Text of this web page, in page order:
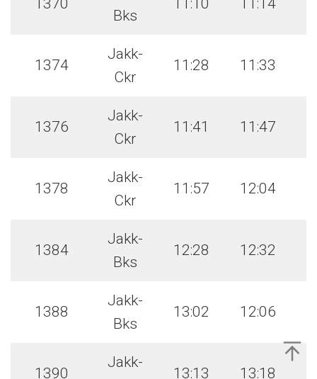
1370
Bks
11:10 11:14
1374
Jakk-
Ckr
11:28 11:33
1376
Jakk-
Ckr
11:41 11:47
1378
Jakk-
Ckr
11:57 12:04
1384
Jakk-
Bks
12:28 12:32
1388
Jakk-
Bks
13:02 12:06
1390
Jakk-
13:13 13:18